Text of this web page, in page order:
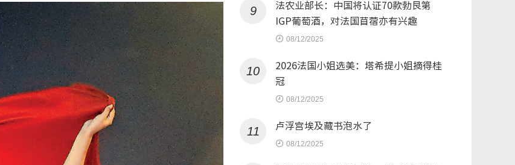
9
法农业部长：中国将认证70款勃艮第
IGP葡萄酒，对法国苜蓿亦有兴趣
08/12/2025
10
2026法国小姐选美：塔希提小姐摘得桂
冠
08/12/2025
11 卢浮宫埃及藏书泡水了
08/12/2025